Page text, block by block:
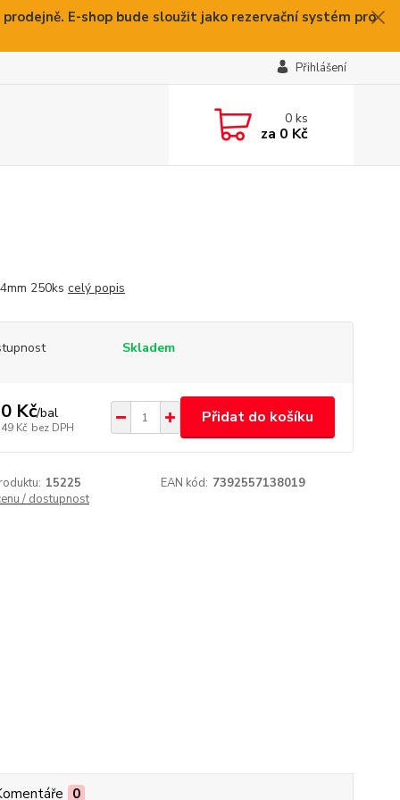
E-shop bude sloužit jako rezervační systém pro
Přihlášení
0ks
za 0 Kč
250ks celý popis
Skladem
Kč/bal
Kč bez DPH
Přidat do košíku
15225 EAN kód: 7392557138019
/ dostupnost
0